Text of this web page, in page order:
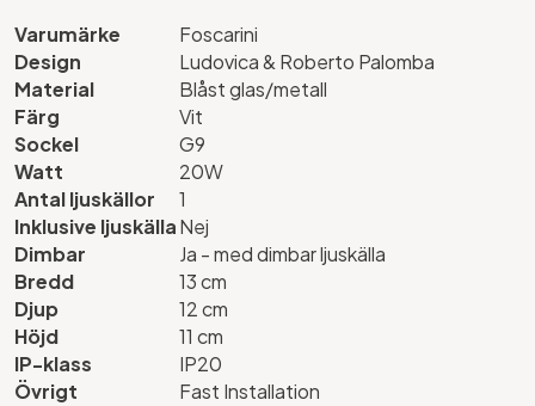
Varumärke
Foscarini
Design
Ludovica & Roberto Palomba
Material
Blåst glas/metall
Färg
Vit
Sockel
G9
Watt
20W
Antal ljuskällor
1
Inklusive ljuskällaNej
Dimbar
Ja - med dimbar ljuskälla
Bredd
13 cm
Djup
12 cm
Höjd
11 cm
IP-klass
IP20
Övrigt
Fast Installation